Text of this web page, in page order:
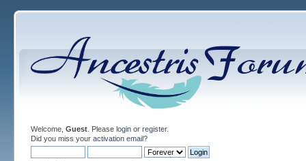
Welcome, Guest. Please loginor register.
Did you miss your activation email?